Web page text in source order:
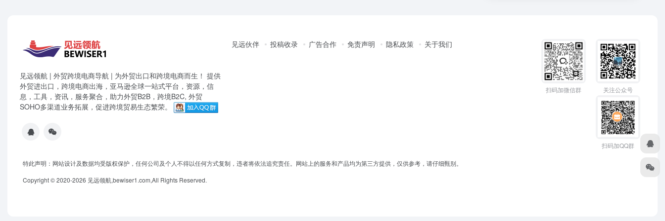
见远领航 | 外贸跨境电商导航 | 为外贸出口和跨境电商而生！ 提供
外贸进出口，跨境电商出海，亚马逊全球一站式平台，资源，信
息，工具，资讯，服务聚合，助力外贸B2B，跨境B2C, 外贸
SOHO多渠道业务拓展，促进跨境贸易生态繁荣。
见远伙伴 投稿收录 广告合作 免责声明 隐私政策 关于我们
扫码加微信群 关注公众号
扫码加QQ群
特此声明：网站设计及数据均受版权保护，任何公司及个人不得以任何方式复制，违者将依法追究责任。网站上的服务和产品均为第三方提供，仅供参考，请仔细甄别。
Copyright © 2020-2026 见远领航,bewiser1.com,All Rights Reserved.